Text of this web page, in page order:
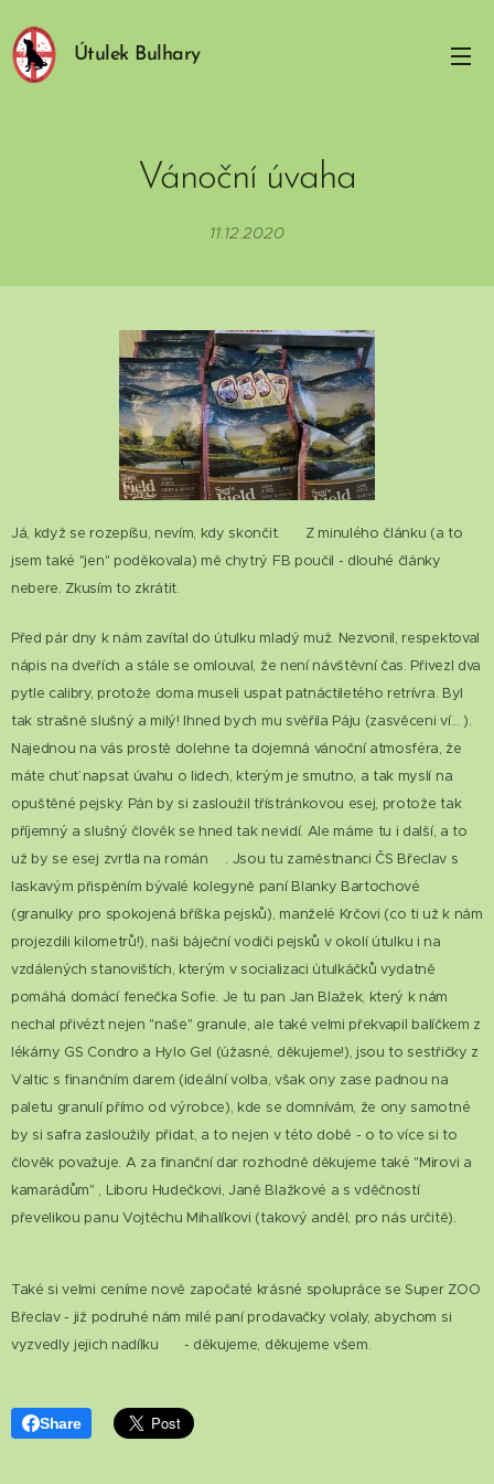
Útulek Bulhary
Vánoční úvaha
11.12.2020
Já, když se rozepíšu, nevím, kdy skončit. 😊 Z minulého článku (a to
jsem také "jen" poděkovala) mě chytrý FB poučil - dlouhé články
nebere. Zkusím to zkrátit.
Před pár dny k nám zavítal do útulku mladý muž. Nezvonil, respektoval
nápis na dveřích a stále se omlouval, že není návštěvní čas. Přivezl dva
pytle calibry, protože doma museli uspat patnáctiletého retrívra. Byl
tak strašně slušný a milý! Ihned bych mu svěřila Páju (zasvěceni ví... ).
Najednou na vás prostě dolehne ta dojemná vánoční atmosféra, že
máte chuť napsat úvahu o lidech, kterým je smutno, a tak myslí na
opuštěné pejsky. Pán by si zasloužil třístránkovou esej, protože tak
příjemný a slušný člověk se hned tak nevidí. Ale máme tu i další, a to
už by se esej zvrtla na román😊. Jsou tu zaměstnanci ČS Břeclav s
laskavým přispěním bývalé kolegyně paní Blanky Bartochové
(granulky pro spokojená bříška pejsků), manželé Krčovi (co ti už k nám
projezdili kilometrů!), naši báječní vodiči pejsků v okolí útulku i na
vzdálených stanovištích, kterým v socializaci útulkáčků vydatně
pomáhá domácí fenečka Sofie. Je tu pan Jan Blažek, který k nám
nechal přivézt nejen "naše" granule, ale také velmi překvapil balíčkem z
lékárny GS Condro a Hylo Gel (úžasné, děkujeme!), jsou to sestřičky z
Valtic s finančním darem (ideální volba, však ony zase padnou na
paletu granulí přímo od výrobce), kde se domnívám, že ony samotné
by si safra zasloužily přidat, a to nejen v této době - o to více si to
člověk považuje. A za finanční dar rozhodně děkujeme také "Mirovi a
kamarádům" , Liboru Hudečkovi, Janě Blažkové a s vděčností
převelikou panu Vojtěchu Mihalíkovi (takový anděl, pro nás určitě).
Také si velmi ceníme nově započaté krásné spolupráce se Super ZOO
Břeclav - již podruhé nám milé paní prodavačky volaly, abychom si
vyzvedly jejich nadílku 😊 - děkujeme, děkujeme všem.
Share